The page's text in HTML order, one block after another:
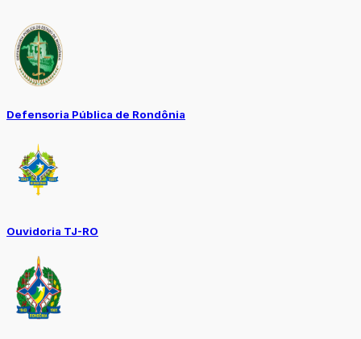
Defensoria Pública de Rondônia
Ouvidoria TJ-RO